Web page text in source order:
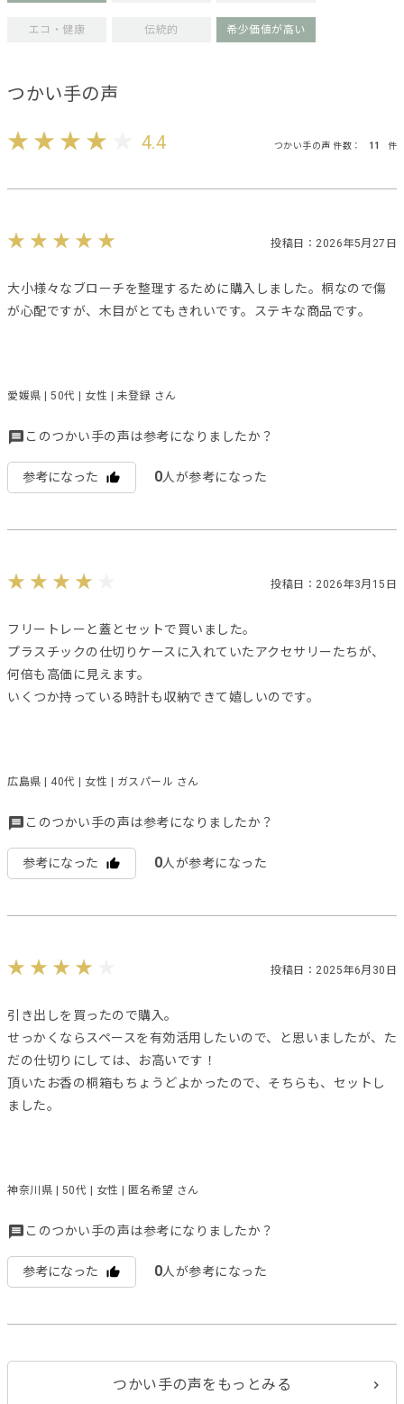
エコ・健康 伝統的 希少価値が高い
つかい手の声
4.4 つかい手の声 件数： 11 件
投稿日：2026年5月27日
大小様々なブローチを整理するために購入しました。桐なので傷
が心配ですが、木目がとてもきれいです。ステキな商品です。
愛媛県 | 50代 | 女性 | 未登録 さん
このつかい手の声は参考になりましたか？
参考になった 0人が参考になった
投稿日：2026年3月15日
フリートレーと蓋とセットで買いました。
プラスチックの仕切りケースに入れていたアクセサリーたちが、
何倍も高価に見えます。
いくつか持っている時計も収納できて嬉しいのです。
広島県 | 40代 | 女性 | ガスパール さん
このつかい手の声は参考になりましたか？
参考になった 0人が参考になった
投稿日：2025年6月30日
引き出しを買ったので購入。
せっかくならスペースを有効活用したいので、と思いましたが、た
だの仕切りにしては、お高いです！
頂いたお香の桐箱もちょうどよかったので、そちらも、セットし
ました。
神奈川県 | 50代 | 女性 | 匿名希望 さん
このつかい手の声は参考になりましたか？
参考になった 0人が参考になった
つかい手の声をもっとみる